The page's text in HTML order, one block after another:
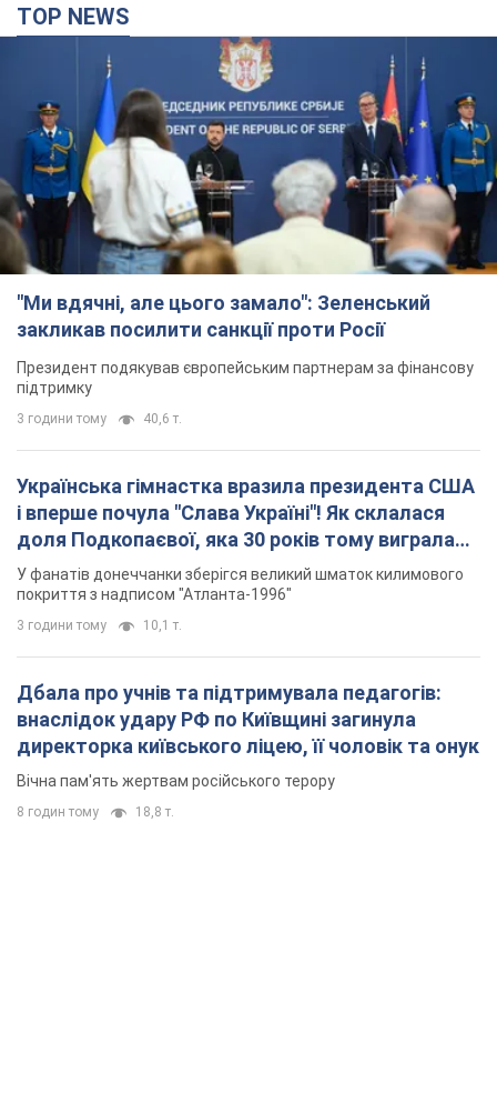
TOP NEWS
"Ми вдячні, але цього замало": Зеленський
закликав посилити санкції проти Росії
Президент подякував європейським партнерам за фінансову
підтримку
3 години тому 40,6 т.
Українська гімнастка вразила президента США
і вперше почула "Слава Україні"! Як склалася
доля Подкопаєвої, яка 30 років тому виграла
"золото" Олімпіади
У фанатів донеччанки зберігся великий шматок килимового
покриття з надписом "Атланта-1996"
3 години тому 10,1 т.
Дбала про учнів та підтримувала педагогів:
внаслідок удару РФ по Київщині загинула
директорка київського ліцею, її чоловік та онук
Вічна пам'ять жертвам російського терору
8 годин тому 18,8 т.